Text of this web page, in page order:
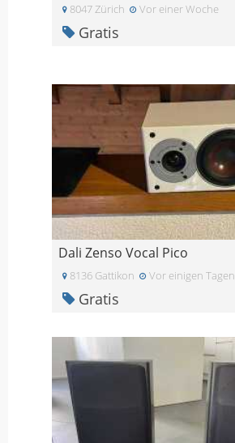
8047 Zürich Vor einer Woche
Gratis
Dali Zenso Vocal Pico
8136 Gattikon Vor einigen Tagen
Gratis